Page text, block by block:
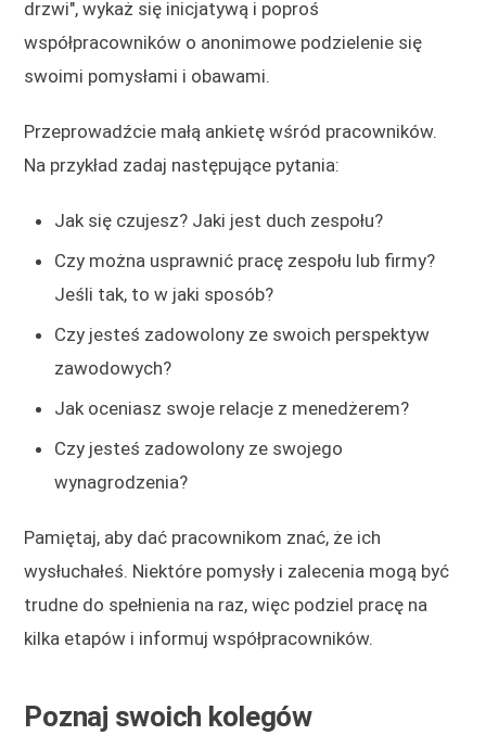
drzwi", wykaż się inicjatywą i poproś
współpracowników o anonimowe podzielenie się
swoimi pomysłami i obawami.
Przeprowadźcie małą ankietę wśród pracowników.
Na przykład zadaj następujące pytania:
Jak się czujesz? Jaki jest duch zespołu?
Czy można usprawnić pracę zespołu lub firmy?
Jeśli tak, to w jaki sposób?
Czy jesteś zadowolony ze swoich perspektyw
zawodowych?
Jak oceniasz swoje relacje z menedżerem?
Czy jesteś zadowolony ze swojego
wynagrodzenia?
Pamiętaj, aby dać pracownikom znać, że ich
wysłuchałeś. Niektóre pomysły i zalecenia mogą być
trudne do spełnienia na raz, więc podziel pracę na
kilka etapów i informuj współpracowników.
Poznaj swoich kolegów